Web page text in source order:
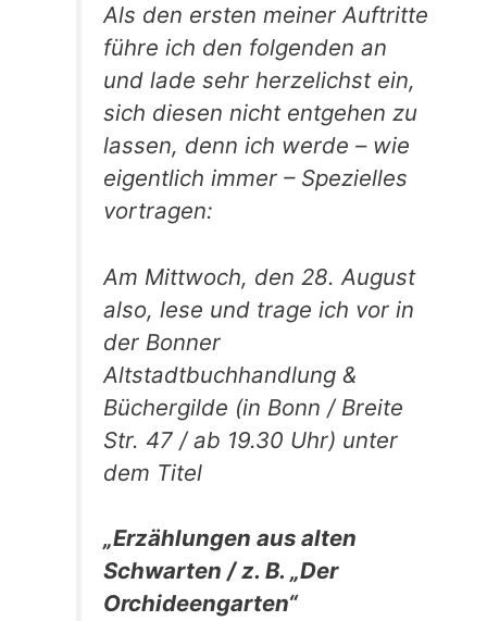
Als den ersten meiner Auftritte
führe ich den folgenden an
und lade sehr herzelichst ein,
sich diesen nicht entgehen zu
lassen, denn ich werde – wie
eigentlich immer – Spezielles
vortragen:
Am Mittwoch, den 28. August
also, lese und trage ich vor in
der Bonner
Altstadtbuchhandlung &
Büchergilde (in Bonn / Breite
Str. 47 / ab 19.30 Uhr) unter
dem Titel
„Erzählungen aus alten
Schwarten / z. B. „Der
Orchideengarten“